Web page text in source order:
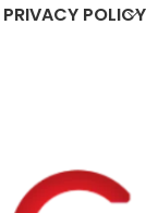
PRIVACY POLICY